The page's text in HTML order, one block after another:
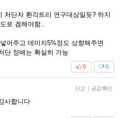
처단자 환각트리 연구대상일듯? 하지
로 겜해야함..
어주고 데미지5%정도 상향해주면
단 정배는 확실히 가능
0
0
신고 | 공감 확인
사합니다